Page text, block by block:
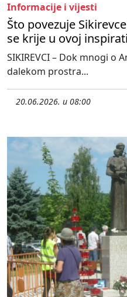
Informacije i vijesti
Što povezuje
se krije u ovoj
SIKIREVCI – Dok mnogi o
dalekom prostra...
20.06.2026. u 08:00